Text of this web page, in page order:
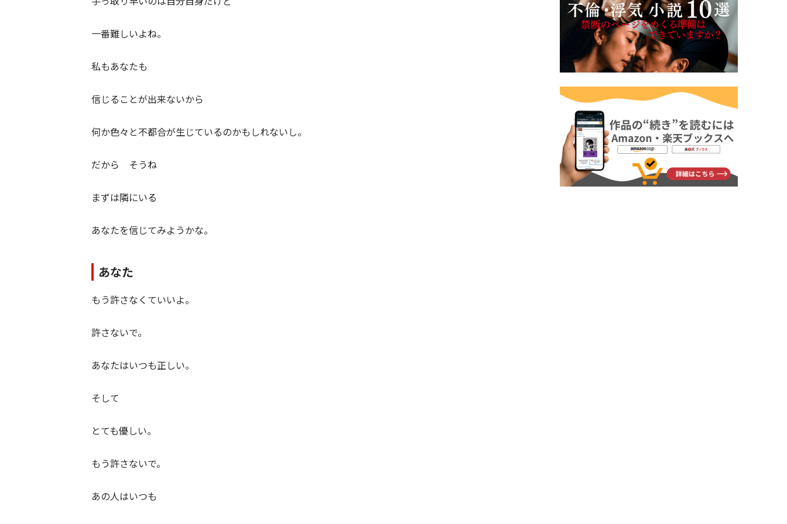
一番難しいよね。
私もあなたも
信じることが出来ないから
何か色々と不都合が生じているのかもしれないし。
だから そうね
まずは隣にいる
あなたを信じてみようかな。
あなた
もう許さなくていいよ。
許さないで。
あなたはいつも正しい。
そして
とても優しい。
もう許さないで。
あの人はいつも